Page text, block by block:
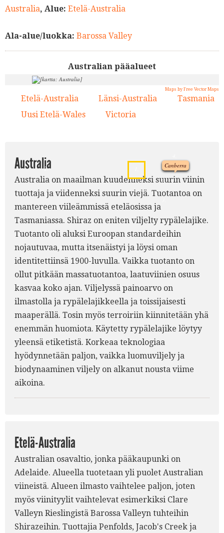
Australia, Alue: Etelä-Australia
Ala-alue/luokka: Barossa Valley
Australian pääalueet
Canberra
2.
5.
Maps by Free Vector Maps
Etelä-Australia Länsi-Australia Tasmania
Uusi Etelä-Wales Victoria
Australia
Australia on maailman kuudenneksi suurin viinin
tuottaja ja viidenneksi suurin viejä. Tuotantoa on
mantereen viileämmissä eteläosissa ja
Tasmaniassa. Shiraz on eniten viljelty rypälelajike.
Tuotanto oli aluksi Euroopan standardeihin
nojautuvaa, mutta itsenäistyi ja löysi oman
identitettiinsä 1900-luvulla. Vaikka tuotanto on
ollut pitkään massatuotantoa, laatuviinien osuus
kasvaa koko ajan. Viljelyssä painoarvo on
ilmastolla ja rypälelajikkeella ja toissijaisesti
maaperällä. Tosin myös terroiriin kiinnitetään yhä
enemmän huomiota. Käytetty rypälelajike löytyy
yleensä etiketistä. Korkeaa teknologiaa
hyödynnetään paljon, vaikka luomuviljely ja
biodynaaminen viljely on alkanut nousta viime
aikoina.
Etelä-Australia
Australian osavaltio, jonka pääkaupunki on
Adelaide. Alueella tuotetaan yli puolet Australian
viineistä. Alueen ilmasto vaihtelee paljon, joten
myös viinityylit vaihtelevat esimerkiksi Clare
Valleyn Rieslingistä Barossa Valleyn tuhteihin
Shirazeihin. Tuottajia Penfolds, Jacob's Creek ja